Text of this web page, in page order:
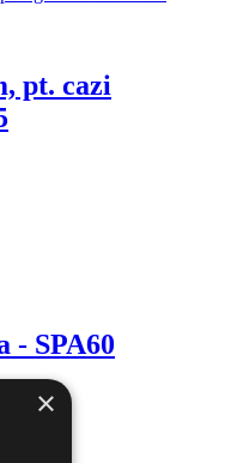
pt. cazi
SPA60
×